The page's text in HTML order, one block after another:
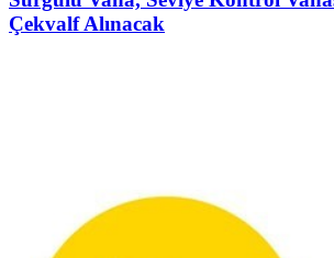
Çekvalf Alınacak